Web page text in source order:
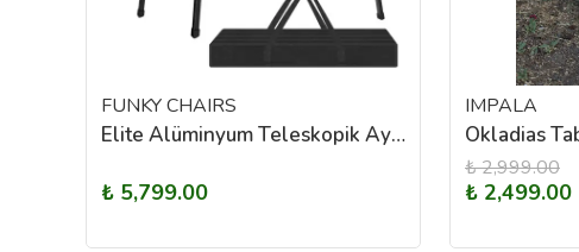
FUNKY CHAIRS
Elite Alüminyum Teleskopik Ayaklı Kamp Piknik Masası – Ahşap Desen
₺ 5,799.00
IMPALA
₺ 2,999.00
₺ 2,499.00